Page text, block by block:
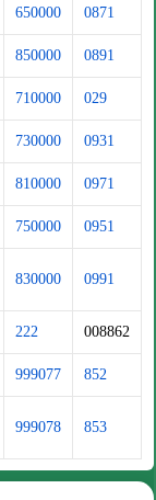
650000 0871
850000 0891
710000 029
730000 0931
810000 0971
750000 0951
830000 0991
222 008862
999077 852
999078 853